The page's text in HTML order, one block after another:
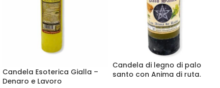
Candela Esoterica Gialla –
Denaro e Lavoro
Candela di legno di palo
santo con Anima di ruta.